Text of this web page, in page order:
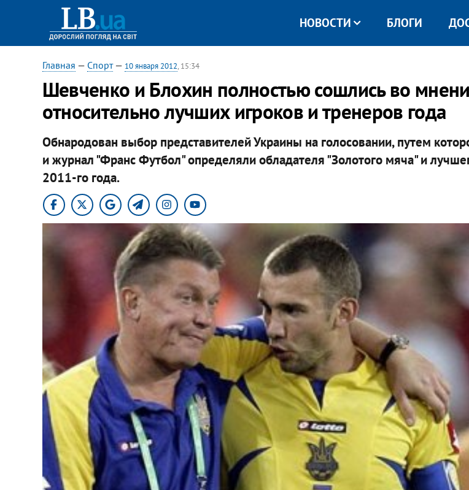
НОВОСТИ БЛОГИ
Главная — Спорт— 10 января 2012, 15:34
Шевченко и Блохин полностью сошлись во
относительно лучших игроков и тренеров года
Обнародован выбор представителей Украины на голосовании, путем
и журнал "Франс Футбол" определяли обладателя "Золотого мяча" и
2011-го года.